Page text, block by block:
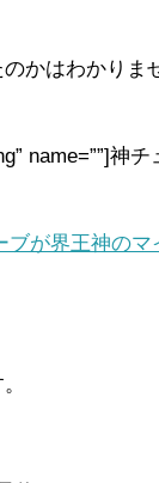
かはわかりま
name=””]神
が界王神のマ